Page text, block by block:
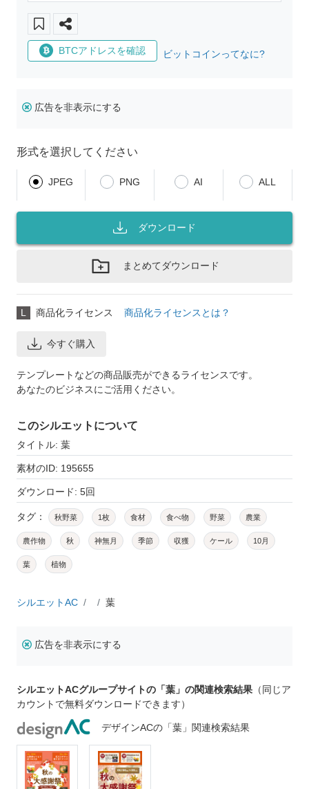
BTCアドレスを確認 ビットコインってなに?
広告を非表示にする
形式を選択してください
JPEG PNG AI ALL
ダウンロード
まとめてダウンロード
L 商品化ライセンス 商品化ライセンスとは？
今すぐ購入
テンプレートなどの商品販売ができるライセンスです。
あなたのビジネスにご活用ください。
このシルエットについて
タイトル: 葉
素材のID: 195655
ダウンロード: 5回
タグ： 秋野菜 1枚 食材 食べ物 野菜 農業
農作物 秋 神無月 季節 収獲 ケール 10月
葉 植物
シルエットAC 葉
広告を非表示にする
シルエットACグループサイトの「葉」の関連検索結果 （同じア
カウントで無料ダウンロードできます）
デザインACの「葉」関連検索結果